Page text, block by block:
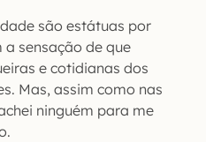
são estátuas por
sensação de que
e cotidianas dos
Mas, assim como nas
ninguém para me